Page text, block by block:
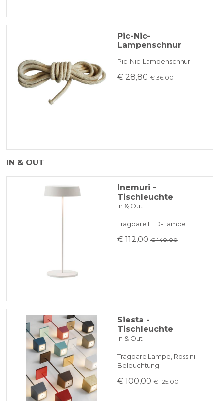
Lichtquelle: LED 2,2 W - 2700 K - 200 Lumen
Hält ca. 12 Stunden
Aufladen 5-7 Stunden
Pic-Nic-
Lampenschnur
Pic-Nic-Lampenschnur
€ 28,80 € 36.00
IN & OUT
Inemuri -
Tischleuchte
In & Out
Tragbare LED-Lampe
€ 112,00 € 140.00
Siesta -
Tischleuchte
In & Out
Tragbare Lampe, Rossini-
Beleuchtung
€ 100,00 € 125.00